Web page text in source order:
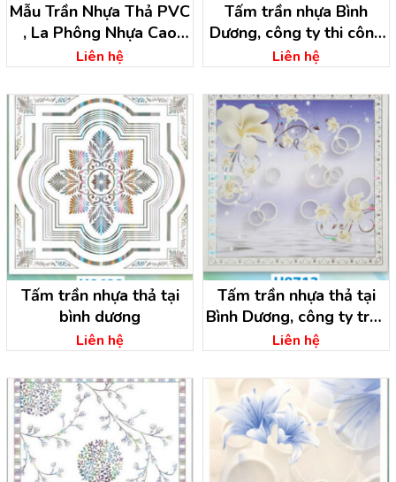
Mẫu Trần Nhựa Thả PVC
, La Phông Nhựa Cao
Cấp Bình Dương
Liên hệ
Tấm trần nhựa Bình
Dương, công ty thi công
trần nhựa bình dương
Liên hệ
Tấm trần nhựa thả tại
bình dương
Liên hệ
Tấm trần nhựa thả tại
Bình Dương, công ty trần
nhựa bình dương
Liên hệ